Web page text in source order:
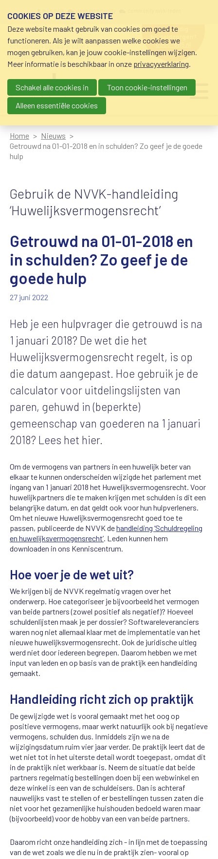
schuldhulp • sociaal krediet •
budgetbeheer • beschermingsbewind
hulp nodig
bij geldzorgen?
0800-8115.nl
Main navigation
Home
Nieuws
Getrouwd na 01-01-2018 en in schulden? Zo geef je de goede
hulp
Gebruik de NVVK-handleiding
‘Huwelijksvermogensrecht’
Getrouwd na 01-01-2018 en
in schulden? Zo geef je de
goede hulp
27 juni 2022
Heb je een hulpvrager die getrouwd is na
1 januari 2018? De wet die het
Huwelijksvermogensrecht regelt, is op
die datum aangepast. Hoe gebruik je de
calculator voor uitdelingslijsten van
paren, gehuwd in (beperkte)
gemeenschap van goederen na 1 januari
2018? Lees het hier.
Om de vermogens van partners in een huwelijk beter van
elkaar te kunnen onderscheiden wijzigde het parlement met
ingang van 1 januari 2018 het Huwelijksvermogensrecht. Voor
huwelijkpartners die te maken krijgen met schulden is dit een
belangrijke datum, en dat geldt ook voor hun hulpverleners.
Om het nieuwe Huwelijksvermogensrecht goed toe te
passen, publiceerde de NVVK dehandleiding ‘Schuldregeling
en huwelijksvermogensrecht’ . Leden kunnen hem
downloaden in ons Kenniscentrum.
Hoe voer je de wet uit?
We krijgen bij de NVVK regelmatig vragen over het
onderwerp. Hoe categoriseer je bijvoorbeeld het vermogen
van beide partners (zowel positief als negatief)? Hoeveel
schuldenlijsten maak je per dossier? Softwareleveranciers
waren nog niet allemaal klaar met de implementatie van het
nieuwe huwelijksvermogensrecht. Ook de juridische uitleg
werd niet door iedereen begrepen. Daarom hebben we met
input van leden en op basis van de praktijk een handleiding
gemaakt.
Handleiding richt zich op praktijk
De gewijzigde wet is vooral gemaakt met het oog op
positieve vermogens, maar werkt natuurlijk ook bij negatieve
vermogens, schulden dus. Inmiddels zijn we na de
wijzigingsdatum ruim vier jaar verder. De praktijk leert dat de
wet niet tot in het uiterste detail wordt toegepast, omdat dit
in de praktijk niet werkbaar is. Neem de situatie dat beide
partners regelmatig bestellingen doen bij een webwinkel en
deze winkel is een van de schuldeisers. Dan is achteraf
nauwelijks vast te stellen of er bestellingen tussen zaten die
niet voor het gezamenlijke huishouden bedoeld waren maar
(bijvoorbeeld) voor de hobby van een van beide partners.
Daarom richt onze handleiding zich - in lijn met de toepassing
van de wet zoals we die nu in de praktijk zien- vooral op
COOKIES OP DEZE WEBSITE
Deze website maakt gebruik van cookies om goed te
functioneren. Als je wilt aanpassen welke cookies we
mogen gebruiken, kan je jouw cookie-instellingen wijzigen.
Meer informatie is beschikbaar in onze privacyverklaring.
Schakel alle cookies in
Toon cookie-instellingen
Alleen essentiële cookies